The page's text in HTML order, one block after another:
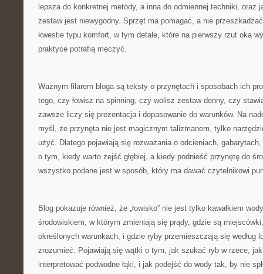
lepsza do konkretnej metody, a inna do odmiennej techniki, oraz
zestaw jest niewygodny. Sprzęt ma pomagać, a nie
kwestie typu komfort, w tym detale, które na pierwszy rzut oka
praktyce potrafią męczyć.
Ważnym filarem bloga są teksty o przynętach i sposobach ich
tego, czy łowisz na spinning, czy wolisz zestaw denny, czy
zawsze liczy się prezentacja i dopasowanie do warunków. Na
myśl, że przynęta nie jest magicznym talizmanem, tylko
użyć. Dlatego pojawiają się rozważania o odcieniach,
o tym, kiedy warto zejść głębiej, a kiedy podnieść przynętę do
wszystko podane jest w sposób, który ma dawać czytelnikowi
Blog pokazuje również, że „łowisko” nie jest tylko kawałkiem
środowiskiem, w którym zmieniają się prądy, gdzie są
określonych warunkach, i gdzie ryby przemieszczają się według
zrozumieć. Pojawiają się wątki o tym, jak szukać ryb w rzece,
interpretować podwodne łąki, i jak podejść do wody tak, by nie